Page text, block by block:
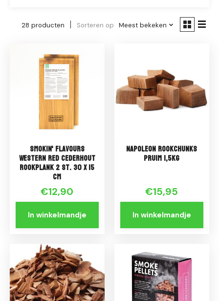
28 producten Sorteren op Meest bekeken
Smokin' Flavours
Western Red Cederhout
Rookplank 2 st. 30 x 15
cm
€12,90
In winkelmandje
Napoleon Rookchunks
Pruim 1,5kg
€15,95
In winkelmandje